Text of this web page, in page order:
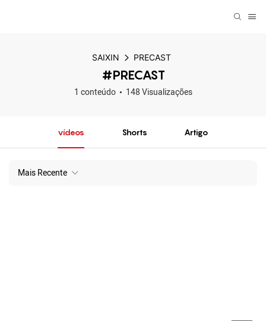
SAIXIN PRECAST
#PRECAST
1 conteúdo 148 Visualizações
vídeos Shorts Artigo
Mais Recente